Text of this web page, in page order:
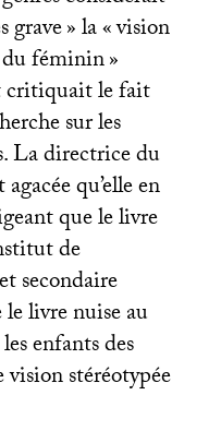
grave» la «vision
féminin»
critiquait le fait
sur les
La directrice du
qu’elle en
que le livre
de
secondaire
livre nuise au
enfants des
vision stéréotypée